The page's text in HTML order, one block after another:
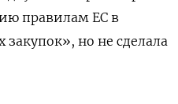
правилам ЕС в
закупок», но не сделала